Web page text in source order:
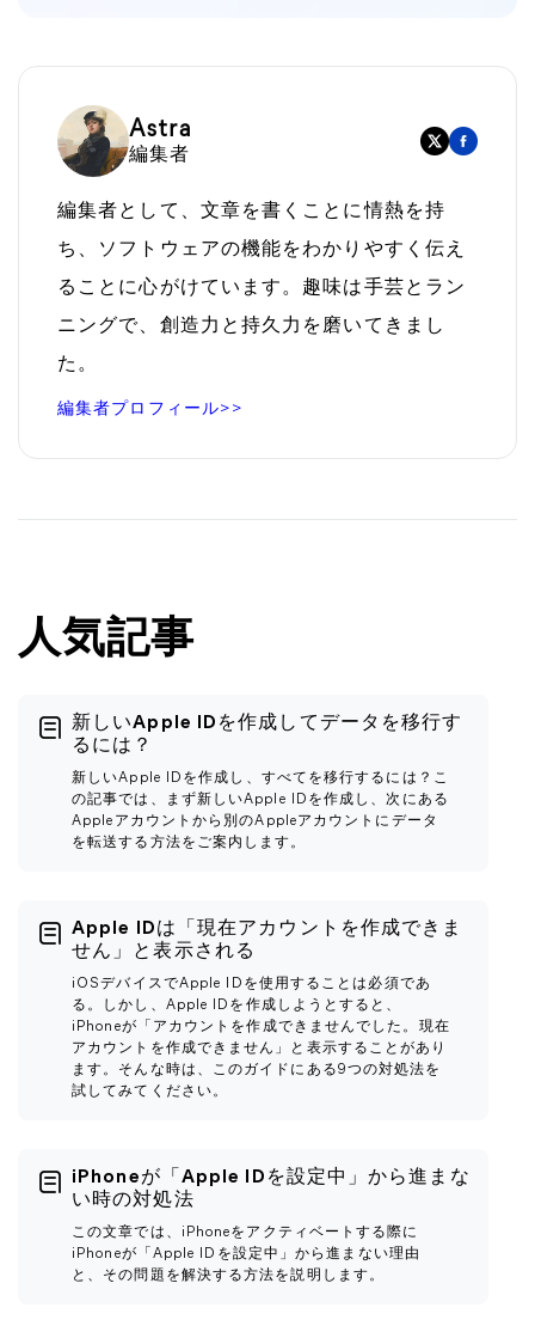
Astra
編集者
編集者として、文章を書くことに情熱を持
ち、ソフトウェアの機能をわかりやすく伝え
ることに心がけています。趣味は手芸とラン
ニングで、創造力と持久力を磨いてきまし
た。
編集者プロフィール>>
人気記事
新しいApple IDを作成してデータを移行す
るには？
新しいApple IDを作成し、すべてを移行するには？こ
の記事では、まず新しいApple IDを作成し、次にある
Appleアカウントから別のAppleアカウントにデータ
を転送する方法をご案内します。
Apple IDは「現在アカウントを作成できま
せん」と表示される
iOSデバイスでApple IDを使用することは必須であ
る。しかし、Apple IDを作成しようとすると、
iPhoneが「アカウントを作成できませんでした。現在
アカウントを作成できません」と表示することがあり
ます。そんな時は、このガイドにある9つの対処法を
試してみてください。
iPhoneが「Apple IDを設定中」から進まな
い時の対処法
この文章では、iPhoneをアクティベートする際に
iPhoneが「Apple IDを設定中」から進まない理由
と、その問題を解決する方法を説明します。